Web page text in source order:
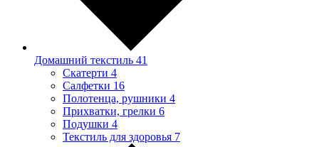
Домашний текстиль 41
Скатерти 4
Салфетки 16
Полотенца, рушники 4
Прихватки, грелки 6
Подушки 4
Текстиль для здоровья 7